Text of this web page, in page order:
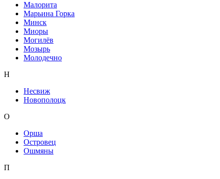
Малорита
Марьина Горка
Минск
Миоры
Могилёв
Мозырь
Молодечно
Н
Несвиж
Новополоцк
О
Орша
Островец
Ошмяны
П